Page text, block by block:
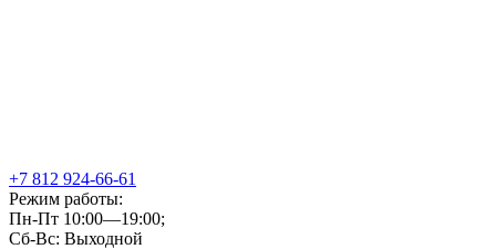
+7 812 924-66-61
Режим работы:
Пн-Пт 10:00—19:00;
Сб-Вс: Выходной